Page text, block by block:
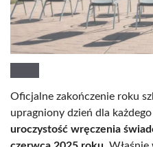
Oficjalne zakończenie roku
upragniony dzień dla każdego
uroczystość wręczenia